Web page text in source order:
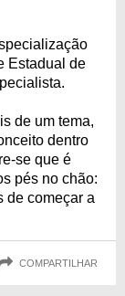
Estadual de
de um tema,
dentro
se que é
pés no chão:
de começar a
COMPARTILHAR